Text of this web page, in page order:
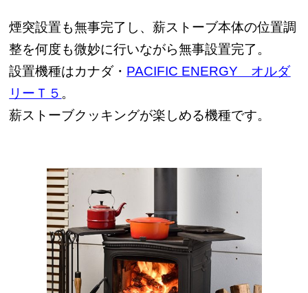
煙突設置も無事完了し、薪ストーブ本体の位置調
整を何度も微妙に行いながら無事設置完了。
設置機種はカナダ・ PACIFIC ENERGY オルダ
リーＴ５ 。
薪ストーブクッキングが楽しめる機種です。